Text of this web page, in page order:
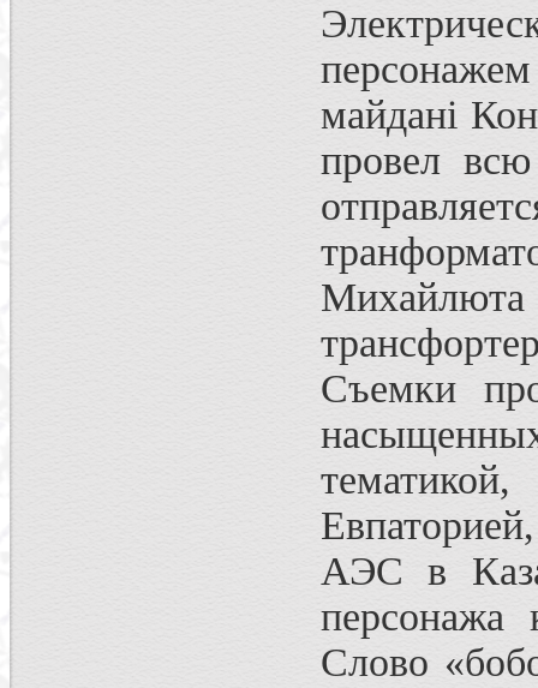
майдані
провел
Михайлюта
Съемки
АЭС в
персонажа
Слово